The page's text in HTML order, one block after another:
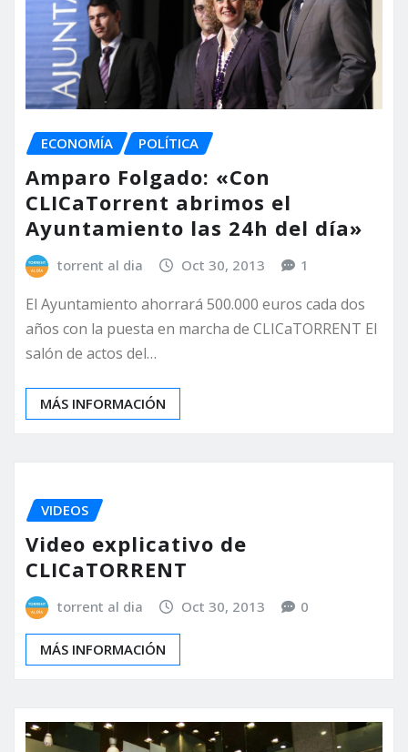
ECONOMÍA POLÍTICA
Amparo Folgado: «Con
CLICaTorrent abrimos el
Ayuntamiento las 24h del día»
torrent al dia Oct 30, 2013 1
El Ayuntamiento ahorrará 500.000 euros cada dos
años con la puesta en marcha de CLICaTORRENT El
salón de actos del…
MÁS INFORMACIÓN
VIDEOS
Video explicativo de
CLICaTORRENT
torrent al dia Oct 30, 2013 0
MÁS INFORMACIÓN